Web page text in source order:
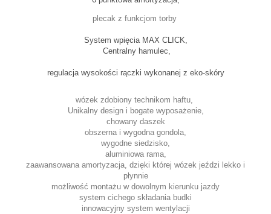
plecak z funkcjom torby
System wpięcia MAX CLICK,
Centralny hamulec,
regulacja wysokości rączki wykonanej z eko-skóry
wózek zdobiony technikom haftu,
Unikalny design i bogate wyposażenie,
chowany daszek
obszerna i wygodna gondola,
wygodne siedzisko,
aluminiowa rama,
zaawansowana amortyzacja, dzięki której wózek jeździ lekko i
płynnie
możliwość montażu w dowolnym kierunku jazdy
system cichego składania budki
innowacyjny system wentylacji